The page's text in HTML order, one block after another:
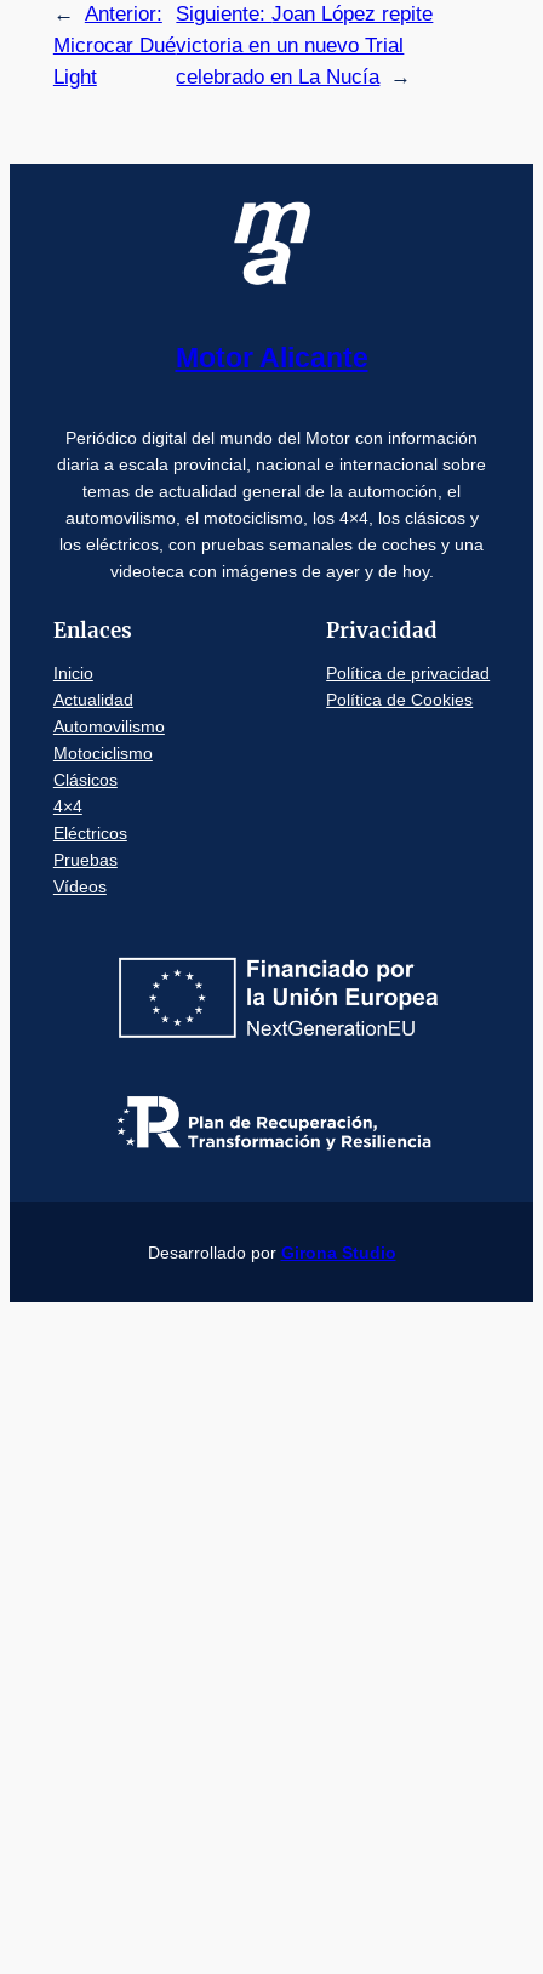
←
Anterior:
Microcar Dué
Light
Siguiente:Joan López repite
victoria en un nuevo Trial
celebrado en La Nucía
→
Motor Alicante
Periódico digital del mundo del Motor con información
diaria a escala provincial, nacional e internacional sobre
temas de actualidad general de la automoción, el
automovilismo, el motociclismo, los 4×4, los clásicos y
los eléctricos, con pruebas semanales de coches y una
videoteca con imágenes de ayer y de hoy.
Enlaces
Inicio
Actualidad
Automovilismo
Motociclismo
Clásicos
4×4
Eléctricos
Pruebas
Vídeos
Privacidad
Política de privacidad
Política de Cookies
Desarrollado por Girona Studio